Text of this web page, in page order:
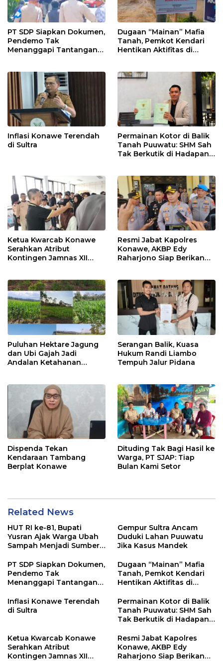
PT SDP Siapkan Dokumen,
Pendemo Tak
Menanggapi Tantangan
Dugaan “Mainan” Mafia
Tanah, Pemkot Kendari
Hentikan Aktifitas di
Inflasi Konawe Terendah
di Sultra
Permainan Kotor di Balik
Tanah Puuwatu: SHM Sah
Tak Berkutik di Hadapan
Ketua Kwarcab Konawe
Serahkan Atribut
Kontingen Jamnas XII
Resmi Jabat Kapolres
Konawe, AKBP Edy
Raharjono Siap Berikan
Puluhan Hektare Jagung
dan Ubi Gajah Jadi
Andalan Ketahanan
Serangan Balik, Kuasa
Hukum Randi Liambo
Tempuh Jalur Pidana
Dispenda Tekan
Kendaraan Tambang
Berplat Konawe
Dituding Tak Bagi Hasil ke
Warga, PT SJAP: Tiap
Bulan Kami Setor
Related News
HUT RI ke-81, Bupati
Yusran Ajak Warga Ubah
Sampah Menjadi Sumber
Gempur Sultra Ancam
Duduki Lahan Puuwatu
Jika Kasus Mandek
PT SDP Siapkan Dokumen,
Pendemo Tak
Menanggapi Tantangan
Dugaan “Mainan” Mafia
Tanah, Pemkot Kendari
Hentikan Aktifitas di
Inflasi Konawe Terendah
di Sultra
Permainan Kotor di Balik
Tanah Puuwatu: SHM Sah
Tak Berkutik di Hadapan
Ketua Kwarcab Konawe
Serahkan Atribut
Kontingen Jamnas XII
Resmi Jabat Kapolres
Konawe, AKBP Edy
Raharjono Siap Berikan